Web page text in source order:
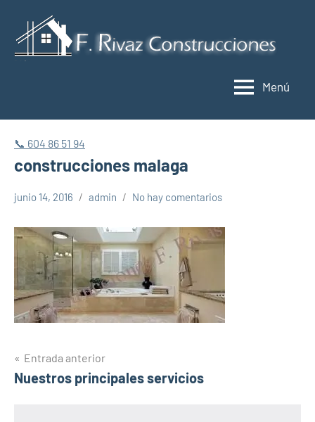
contenido
Menú
📞 604 86 51 94
construcciones malaga
junio 14, 2016 admin No hay comentarios
Navegación
de
Entrada anterior
Nuestros principales servicios